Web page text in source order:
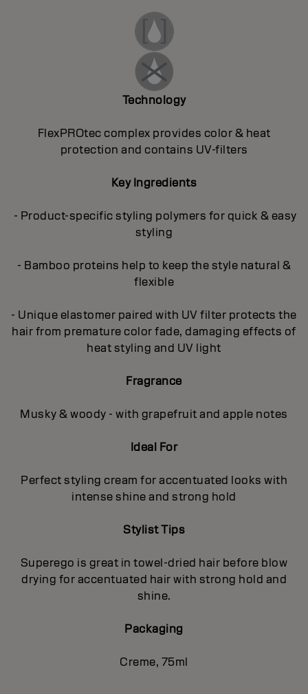
Technology
FlexPROtec complex provides color & heat
protection and contains UV-filters
Key Ingredients
- Product-specific styling polymers for quick & easy
styling
- Bamboo proteins help to keep the style natural &
flexible
- Unique elastomer paired with UV filter protects the
hair from premature color fade, damaging effects of
heat styling and UV light
Fragrance
Musky & woody - with grapefruit and apple notes
Ideal For
Perfect styling cream for accentuated looks with
intense shine and strong hold
Stylist Tips
Superego is great in towel-dried hair before blow
drying for accentuated hair with strong hold and
shine.
Packaging
Creme, 75ml